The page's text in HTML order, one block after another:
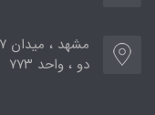
دو ، واحد ۷۷۳